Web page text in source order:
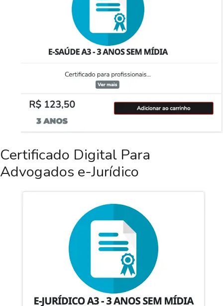
Certificado Digital Para
Advogados e-Jurídico